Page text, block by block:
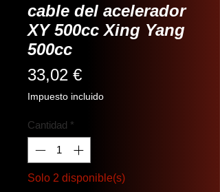
cable del acelerador
XY 500cc Xing Yang
500cc
33,02 €Precio
Impuesto incluido
Cantidad *
Solo 2 disponible(s)